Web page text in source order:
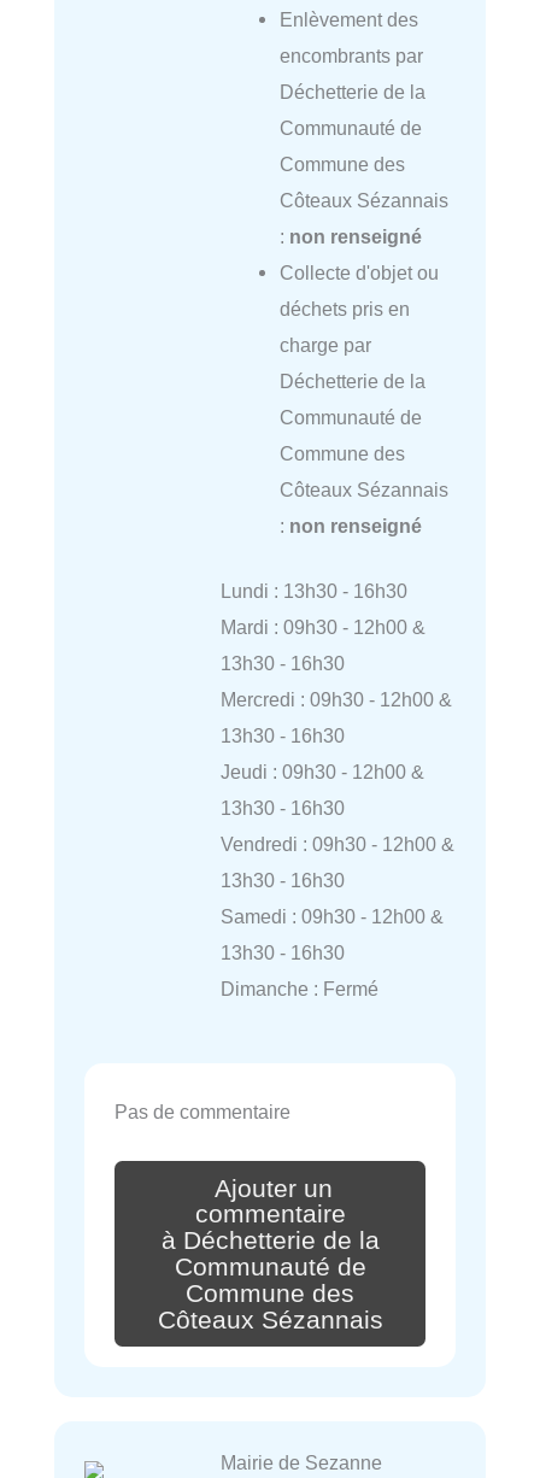
Enlèvement des
encombrants par
Déchetterie de la
Communauté de
Commune des
Côteaux Sézannais
: non renseigné
Collecte d'objet ou
déchets pris en
charge par
Déchetterie de la
Communauté de
Commune des
Côteaux Sézannais
: non renseigné
Lundi : 13h30 - 16h30
Mardi : 09h30 - 12h00 &
13h30 - 16h30
Mercredi : 09h30 - 12h00 &
13h30 - 16h30
Jeudi : 09h30 - 12h00 &
13h30 - 16h30
Vendredi : 09h30 - 12h00 &
13h30 - 16h30
Samedi : 09h30 - 12h00 &
13h30 - 16h30
Dimanche : Fermé
Pas de commentaire
Ajouter un
commentaire
à Déchetterie de la
Communauté de
Commune des
Côteaux Sézannais
Mairie de Sezanne